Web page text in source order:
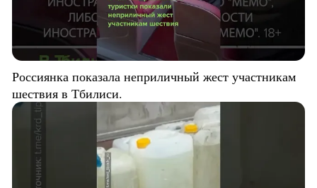
Россиянка показала неприличный жест участникам
шествия в Тбилиси.